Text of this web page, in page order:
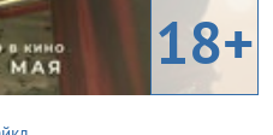
18+